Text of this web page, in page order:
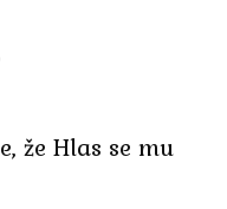
že Hlas se mu